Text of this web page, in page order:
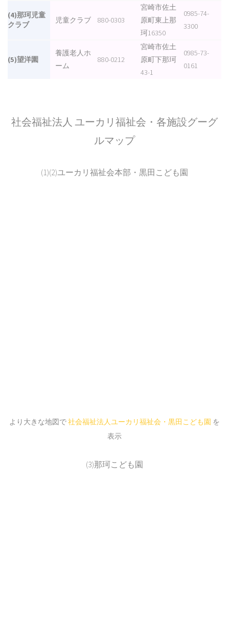
(4)那珂児童
クラブ
児童クラブ 880-0303
宮崎市佐土
原町東上那
珂16350
0985-74-
3300
(5)望洋園
養護老人ホ
ーム
880-0212
宮崎市佐土
原町下那珂
43-1
0985-73-
0161
社会福祉法人 ユーカリ福祉会・各施設グーグ
ルマップ
(1)(2)ユーカリ福祉会本部・黒田こども園
より大きな地図で社会福祉法人ユーカリ福祉会・黒田こども園 を
表示
(3)那珂こども園